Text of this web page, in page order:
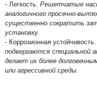
- Легкость. Решетчатые
аналогичного просечно-
существенно сократить
установку.
- Коррозионная устойчивость.
подвергаются специальной
делает их более
или агрессивной среды.